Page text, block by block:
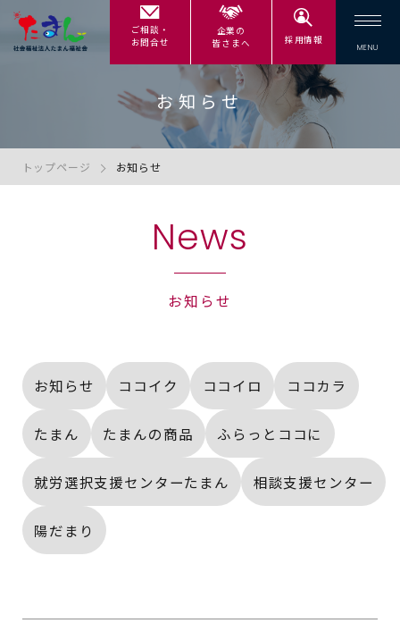
ご相談・
お問合せ
企業の
皆さまへ
採用情報
お知らせ
トップページ お知らせ
News
お知らせ
お知らせ ココイク ココイロ ココカラ
たまん たまんの商品 ふらっとココに
就労選択支援センターたまん 相談支援センター
陽だまり